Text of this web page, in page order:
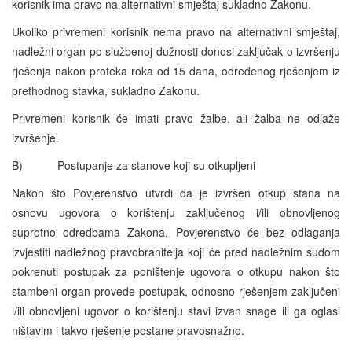
korisnik ima pravo na alternativni smještaj sukladno Zakonu.
Ukoliko privremeni korisnik nema pravo na alternativni smještaj,
nadležni organ po službenoj dužnosti donosi zaključak o izvršenju
rješenja nakon proteka roka od 15 dana, određenog rješenjem iz
prethodnog stavka, sukladno Zakonu.
Privremeni korisnik će imati pravo žalbe, ali žalba ne odlaže
izvršenje.
B) Postupanje za stanove koji su otkupljeni
Nakon što Povjerenstvo utvrdi da je izvršen otkup stana na
osnovu ugovora o korištenju zaključenog i/ili obnovljenog
suprotno odredbama Zakona, Povjerenstvo će bez odlaganja
izvjestiti nadležnog pravobranitelja koji će pred nadležnim sudom
pokrenuti postupak za poništenje ugovora o otkupu nakon što
stambeni organ provede postupak, odnosno rješenjem zaključeni
i/ili obnovljeni ugovor o korištenju stavi izvan snage ili ga oglasi
ništavim i takvo rješenje postane pravosnažno.